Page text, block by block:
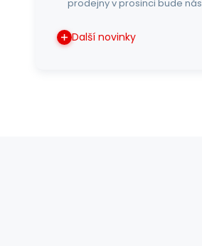
prodejny v prosinci bude nás
Další novinky